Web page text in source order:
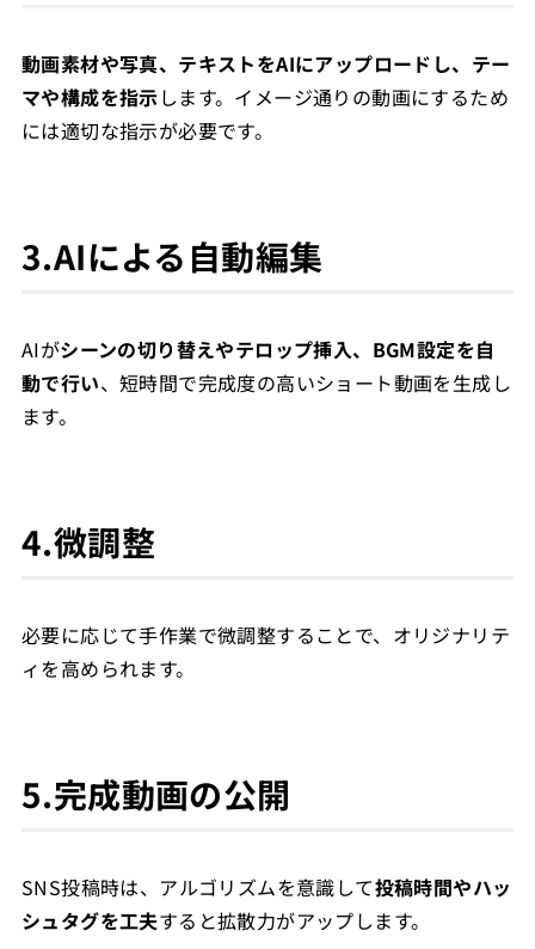
動画素材や写真、テキストをAIにアップロードし、テー
マや構成を指示します。イメージ通りの動画にするため
には適切な指示が必要です。
3.AIによる自動編集
AIがシーンの切り替えやテロップ挿入、BGM設定を自
動で行い、短時間で完成度の高いショート動画を生成し
ます。
4.微調整
必要に応じて手作業で微調整することで、オリジナリテ
ィを高められます。
5.完成動画の公開
SNS投稿時は、アルゴリズムを意識して投稿時間やハッ
シュタグを工夫すると拡散力がアップします。